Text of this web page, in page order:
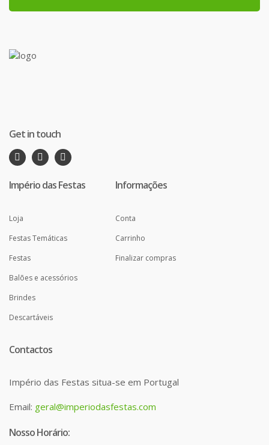
Get in touch
Império das Festas
Loja
Festas Temáticas
Festas
Balões e acessórios
Brindes
Descartáveis
Informações
Conta
Carrinho
Finalizar compras
Contactos
Império das Festas situa-se em Portugal
Email: geral@imperiodasfestas.com
Nosso Horário: